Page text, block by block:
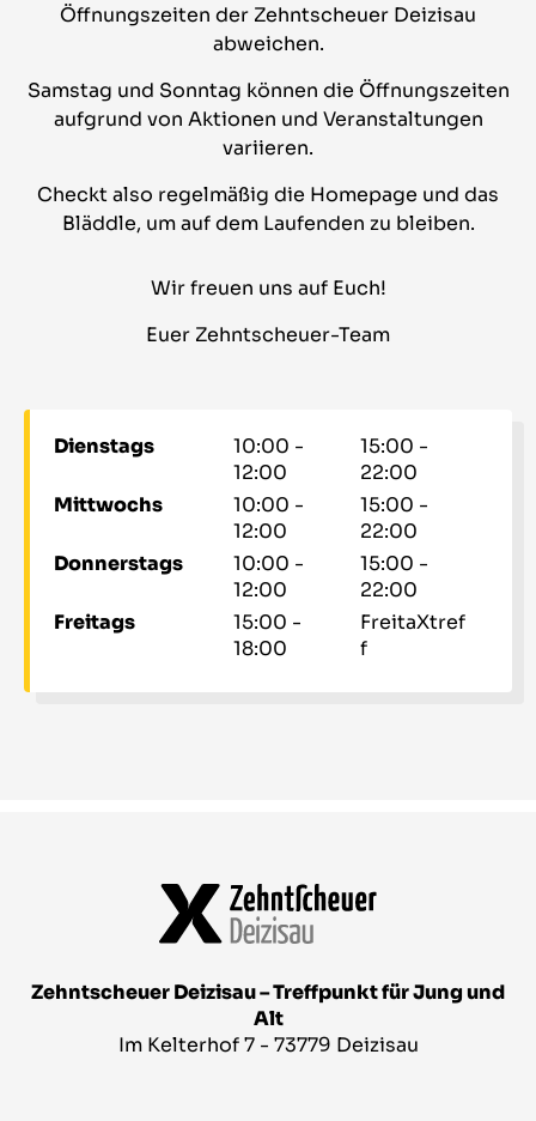
Öffnungszeiten der Zehntscheuer Deizisau
abweichen.
Samstag und Sonntag können die Öffnungszeiten
aufgrund von Aktionen und Veranstaltungen
variieren.
Checkt also regelmäßig die Homepage und das
Bläddle, um auf dem Laufenden zu bleiben.
Wir freuen uns auf Euch!
Euer Zehntscheuer-Team
Dienstags
10:00 -
12:00
15:00 -
22:00
Mittwochs
10:00 -
12:00
15:00 -
22:00
Donnerstags
10:00 -
12:00
15:00 -
22:00
Freitags
15:00 -
18:00
FreitaXtref
f
Zehntscheuer Deizisau – Treffpunkt für Jung und
Alt
Im Kelterhof 7 - 73779 Deizisau